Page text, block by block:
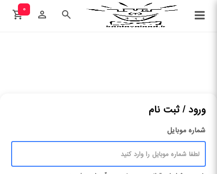
۰
ورود / ثبت نام
شماره موبایل